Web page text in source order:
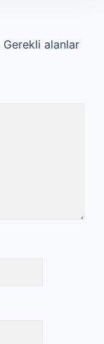
Gerekli alanlar